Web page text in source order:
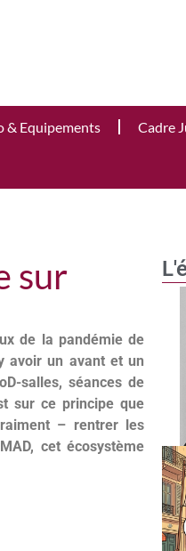
& Equipements Cadre
sur
de la pandémie de
avoir un avant et un
salles, séances de
sur ce principe que
– rentrer les
cet écosystème